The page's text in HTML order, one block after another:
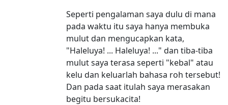
Seperti pengalaman saya dulu di mana
pada waktu itu saya hanya membuka
mulut dan mengucapkan kata,
"Haleluya! ... Haleluya! ..." dan tiba-tiba
mulut saya terasa seperti "kebal" atau
kelu dan keluarlah bahasa roh tersebut!
Dan pada saat itulah saya merasakan
begitu bersukacita!